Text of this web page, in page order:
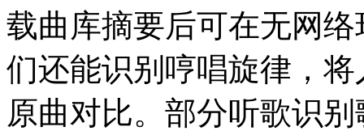
载曲库摘要后可在无网
们还能识别哼唱旋律，
原曲对比。部分听歌识